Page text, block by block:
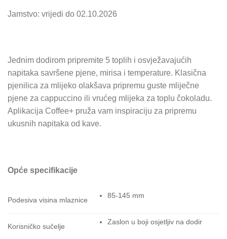
Jamstvo: vrijedi do 02.10.2026
Jednim dodirom pripremite 5 toplih i osvježavajućih
napitaka savršene pjene, mirisa i temperature. Klasična
pjenilica za mlijeko olakšava pripremu guste mliječne
pjene za cappuccino ili vrućeg mlijeka za toplu čokoladu.
Aplikacija Coffee+ pruža vam inspiraciju za pripremu
ukusnih napitaka od kave.
Opće specifikacije
Podesiva visina mlaznice
85-145 mm
Korisničko sučelje
Zaslon u boji osjetljiv na dodir